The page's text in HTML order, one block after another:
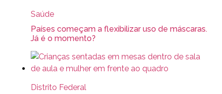
Saúde
Países começam a flexibilizar uso de máscaras.
Já é o momento?
Distrito Federal